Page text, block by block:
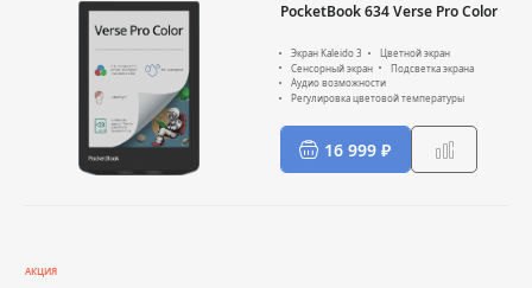
PocketBook 634 Verse Pro Color
Экран Kaleido 3
Цветной экран
Сенсорный экран
Подсветка экрана
Аудио возможности
Регулировка цветовой температуры
16 999 ₽
АКЦИЯ